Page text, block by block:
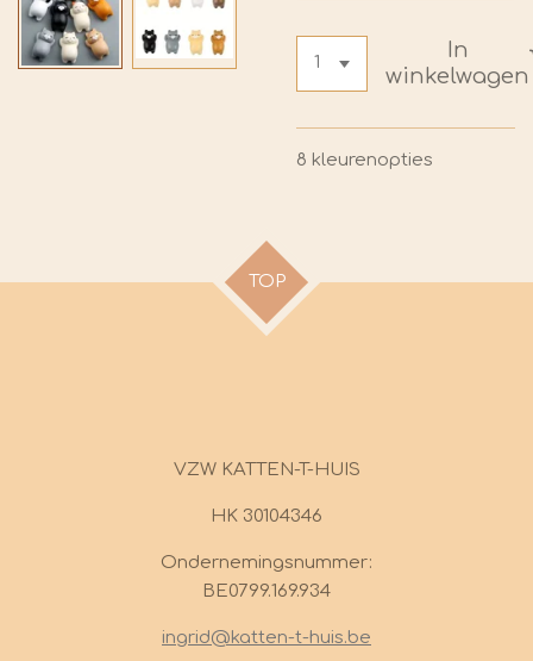
In
winkelwagen
8 kleurenopties
TOP
VZW KATTEN-T-HUIS
HK 30104346
Ondernemingsnummer:
BE0799.169.934
ingrid@katten-t-huis.be